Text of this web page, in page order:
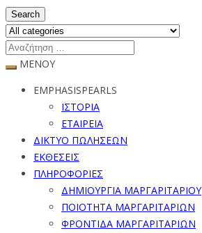
Search
ΜΕΝΟΥ
EMPHASISPEARLS
ΙΣΤΟΡΙΑ
ΕΤΑΙΡΕΙΑ
ΔΙΚΤΥΟ ΠΩΛΗΣΕΩΝ
ΕΚΘΕΣΕΙΣ
ΠΛΗΡΟΦΟΡΙΕΣ
ΔΗΜΙΟΥΡΓΙΑ ΜΑΡΓΑΡΙΤΑΡΙΟΥ
ΠΟΙΟΤΗΤΑ ΜΑΡΓΑΡΙΤΑΡΙΩΝ
ΦΡΟΝΤΙΔΑ ΜΑΡΓΑΡΙΤΑΡΙΩΝ